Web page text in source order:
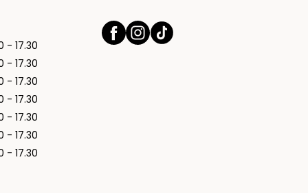
- 17.30
- 17.30
- 17.30
- 17.30
- 17.30
- 17.30
- 17.30